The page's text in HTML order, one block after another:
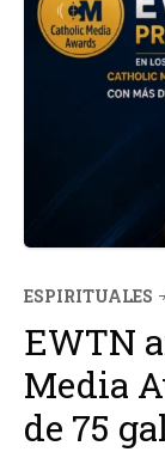
ESPIRITUALES
EWTN
Media
de 75